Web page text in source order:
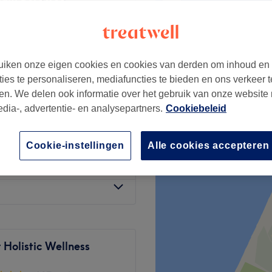
€51
€102
Holistic Wellness
onze eigen cookies en cookies van derden om inhoud en
te personaliseren, mediafuncties te bieden en ons verkeer
We delen ook informatie over het gebruik van onze website
, advertentie- en analysepartners. Cookiebeleid
Alle cookies accepteren
Cookie-instellingen